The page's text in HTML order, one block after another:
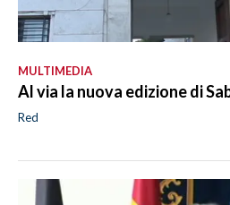
MULTIMEDIA
Al via la nuova edizione di
Red